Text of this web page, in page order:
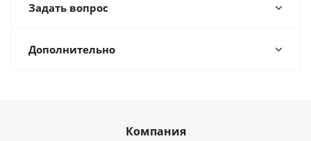
Задать вопрос
Дополнительно
Компания